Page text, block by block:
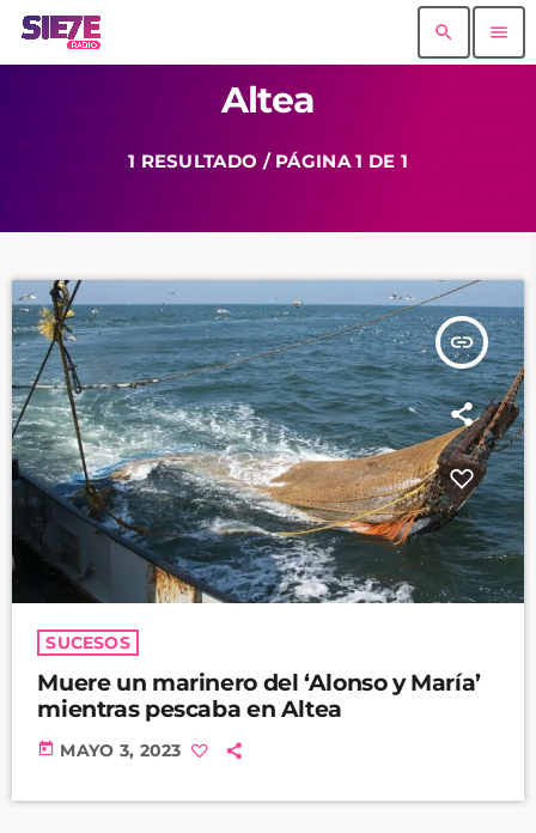
search menu
Altea
1 RESULTADO / PÁGINA 1 DE 1
insert_link
SUCESOS
Muere un marinero del ‘Alonso y María’
mientras pescaba en Altea
today MAYO 3, 2023